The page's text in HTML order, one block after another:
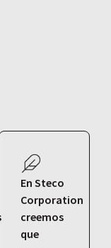
En Steco
Corporation
creemos
que